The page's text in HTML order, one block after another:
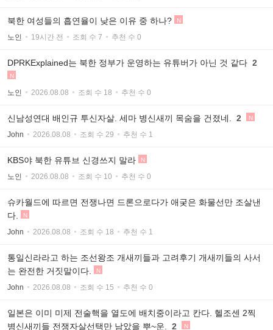
북한 여성들의 흡연율이 낮은 이유 중 하나? N
노인 19시간 전 조회 수 7 추천 수 0
DPRKExplained는 북한 정부가 운영하는 유튜버가 아닌 것 같다 2
N
노인 2026.08.08 조회 수 18 추천 수 0
신남성연대 배인규 투신자살. 세마 병신새끼 목숨을 건졌네. 2 N
John 2026.08.08 조회 수 29 추천 수 1
KBS야 북한 유튜브 신경쓰지 말라 N
노인 2026.08.08 조회 수 10 추천 수 0
슈카월드에 따르면 전쟁나면 드론으로다가 애궂은 화물선만 조살낸
다.
N
John 2026.08.08 조회 수 18 추천 수 1
통일신라라고 하는 조선왕조 개새끼들과 고려후기 개새끼들의 사서
는 완전한 거짓말이다.
N
John 2026.08.08 조회 수 15 추천 수 0
일본은 이미 미제 전술핵을 열도에 배치중이라고 칸다. 헬조센 2찍
병신새끼들 전쟁자살선택만 남았을 뿌~운.
2 N